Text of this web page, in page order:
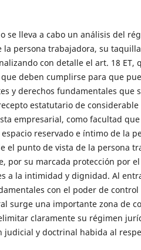
se lleva a cabo un análisis del
la persona trabajadora, su
con detalle el art. 18 ET,
deben cumplirse para que
y derechos fundamentales que
estatutario de considerable
empresarial, como facultad
reservado e íntimo de la
el punto de vista de la persona
por su marcada protección por
a la intimidad y dignidad. Al
con el poder de
surge una importante zona de
claramente su régimen
judicial y doctrinal habida al